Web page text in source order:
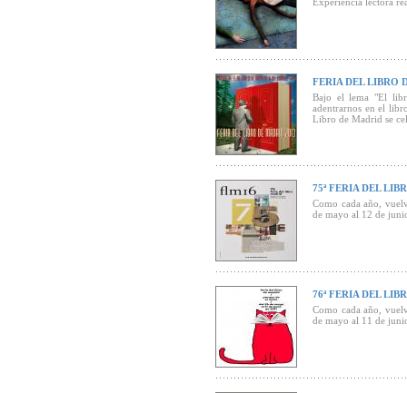
FERIA DEL LIBRO
Bajo el lema "El
adentrarnos en el
Libro de Madrid se
75ª FERIA DEL
Como cada año,
de mayo al 12 de
76ª FERIA DEL
Como cada año,
de mayo al 11 de